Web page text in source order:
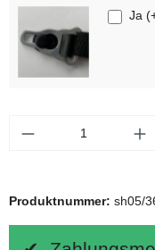
Ja (
Produkt
Produktnummer: sh05/